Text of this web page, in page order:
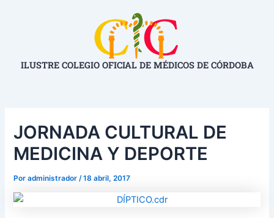
ILUSTRE COLEGIO OFICIAL DE MÉDICOS DE CÓRDOBA
JORNADA CULTURAL DE
MEDICINA Y DEPORTE
Poradministrador /18 abril, 2017